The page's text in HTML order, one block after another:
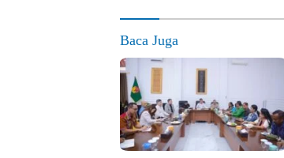
Baca Juga